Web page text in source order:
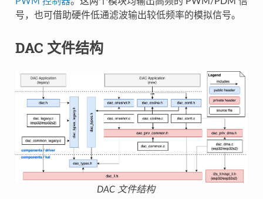
号，也可借助硬件低通滤波输出较低频率的模拟信号。
DAC 文件结构
DAC 文件结构